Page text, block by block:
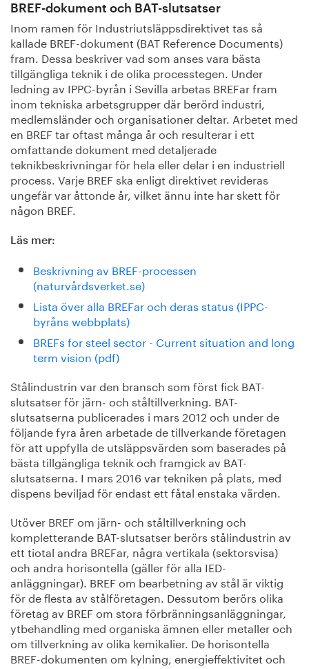
BREF-dokument och BAT-slutsatser
Inom ramen för Industriutsläppsdirektivet tas så
kallade BREF-dokument (BAT Reference Documents)
fram. Dessa beskriver vad som anses vara bästa
tillgängliga teknik i de olika processtegen. Under
ledning av IPPC-byrån i Sevilla arbetas BREFar fram
inom tekniska arbetsgrupper där berörd industri,
medlemsländer och organisationer deltar. Arbetet med
en BREF tar oftast många år och resulterar i ett
omfattande dokument med detaljerade
teknikbeskrivningar för hela eller delar i en industriell
process. Varje BREF ska enligt direktivet revideras
ungefär var åttonde år, vilket ännu inte har skett för
någon BREF.
Läs mer:
Beskrivning av BREF-processen
(naturvårdsverket.se)
Lista över alla BREFar och deras status (IPPC-
byråns webbplats)
BREFs for steel sector - Current situation and long
term vision (pdf)
Stålindustrin var den bransch som först fick BAT-
slutsatser för järn- och ståltillverkning. BAT-
slutsatserna publicerades i mars 2012 och under de
följande fyra åren arbetade de tillverkande företagen
för att uppfylla de utsläppsvärden som baserades på
bästa tillgängliga teknik och framgick av BAT-
slutsatserna. I mars 2016 var tekniken på plats, med
dispens beviljad för endast ett fåtal enstaka värden.
Utöver BREF om järn- och ståltillverkning och
kompletterande BAT-slutsatser berörs stålindustrin av
ett tiotal andra BREFar, några vertikala (sektorsvisa)
och andra horisontella (gäller för alla IED-
anläggningar). BREF om bearbetning av stål är viktig
för de flesta av stålföretagen. Dessutom berörs olika
företag av BREF om stora förbränningsanläggningar,
ytbehandling med organiska ämnen eller metaller och
om tillverkning av olika kemikalier. De horisontella
BREF-dokumenten om kylning, energieffektivitet och